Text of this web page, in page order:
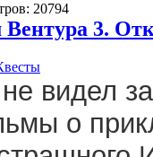
20794
3.
не видел
о